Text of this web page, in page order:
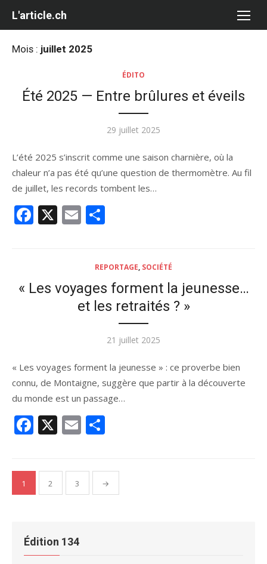
L'article.ch
Mois : juillet 2025
ÉDITO
Été 2025 — Entre brûlures et éveils
Publié
29 juillet 2025
L’été 2025 s’inscrit comme une saison charnière, où la
chaleur n’a pas été qu’une question de thermomètre. Au fil
de juillet, les records tombent les…
Facebook
X Email
REPORTAGE, SOCIÉTÉ
« Les voyages forment la jeunesse…
et les retraités ? »
Publié
21 juillet 2025
« Les voyages forment la jeunesse » : ce proverbe bien
connu, de Montaigne, suggère que partir à la découverte
du monde est un passage…
Facebook
X Email
Pagination
des
1 2 3 →
Édition 134